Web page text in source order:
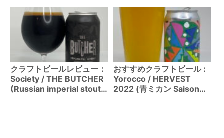
クラスのブルワリーレスト
ランのメニュー・予約・ア
クセス
クラフトビールレビュー：
Society / THE BUTCHER
(Russian imperial stout
おすすめクラフトビール :
Yorocco / HERVEST
2022 (青ミカン Saison